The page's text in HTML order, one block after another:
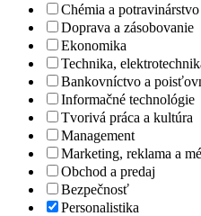
Chémia a potravinárstvo
Doprava a zásobovanie
Ekonomika
Technika,
Bankovníctvo a
Informačné technológie
Tvorivá práca a kultúra
Management
Marketing, reklama a
Obchod a predaj
Bezpečnosť
Personalistika